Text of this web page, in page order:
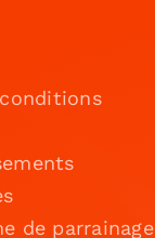
de parrainage